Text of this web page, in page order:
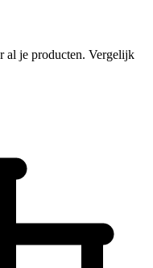
al je producten. Vergelijk